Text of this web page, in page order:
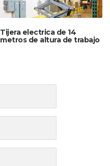
Tijera electrica de 14
metros de altura de trabajo